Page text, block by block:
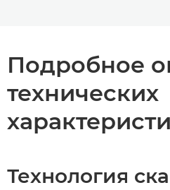
Подробное
технических
Технология